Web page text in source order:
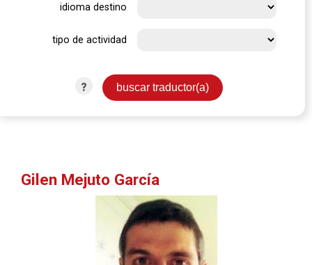
idioma destino
tipo de actividad
?
Gilen Mejuto García